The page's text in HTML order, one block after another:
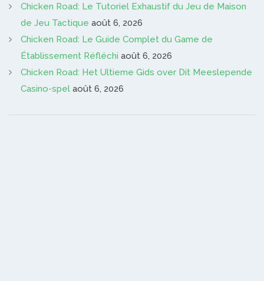
Chicken Road: Le Tutoriel Exhaustif du Jeu de Maison
de Jeu Tactique août 6, 2026
Chicken Road: Le Guide Complet du Game de
Établissement Réfléchi août 6, 2026
Chicken Road: Het Ultieme Gids over Dit Meeslepende
Casino-spel août 6, 2026